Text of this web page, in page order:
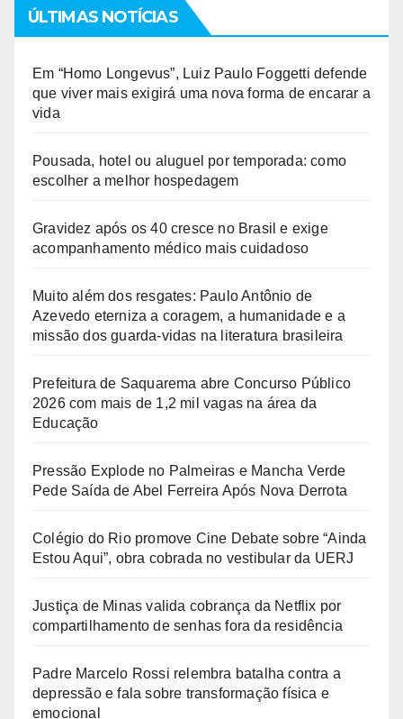
ÚLTIMAS NOTÍCIAS
Em “Homo Longevus”, Luiz Paulo Foggetti defende
que viver mais exigirá uma nova forma de encarar a
vida
Pousada, hotel ou aluguel por temporada: como
escolher a melhor hospedagem
Gravidez após os 40 cresce no Brasil e exige
acompanhamento médico mais cuidadoso
Muito além dos resgates: Paulo Antônio de
Azevedo eterniza a coragem, a humanidade e a
missão dos guarda-vidas na literatura brasileira
Prefeitura de Saquarema abre Concurso Público
2026 com mais de 1,2 mil vagas na área da
Educação
Pressão Explode no Palmeiras e Mancha Verde
Pede Saída de Abel Ferreira Após Nova Derrota
Colégio do Rio promove Cine Debate sobre “Ainda
Estou Aqui”, obra cobrada no vestibular da UERJ
Justiça de Minas valida cobrança da Netflix por
compartilhamento de senhas fora da residência
Padre Marcelo Rossi relembra batalha contra a
depressão e fala sobre transformação física e
emocional